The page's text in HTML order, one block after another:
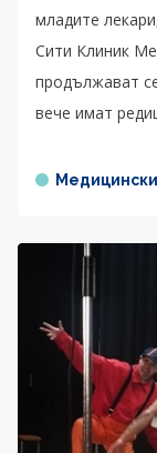
младите
Сити Клиник
продължават
вече имат